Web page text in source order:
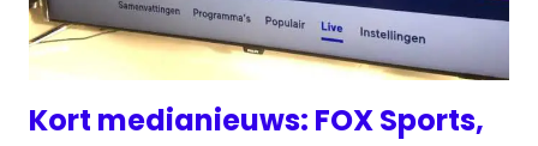
Kort medianieuws: FOX Sports,